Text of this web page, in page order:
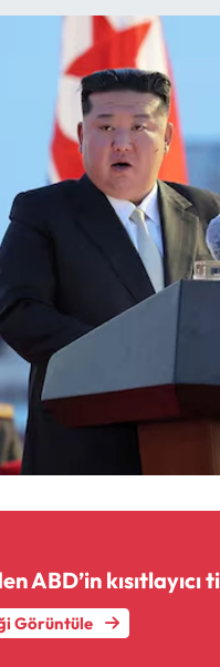
ABD’in
Görüntüle